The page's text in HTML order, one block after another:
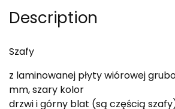
Description
Szafy
z laminowanej płyty wiórowej
mm, szary kolor
drzwi i górny blat (są częścią